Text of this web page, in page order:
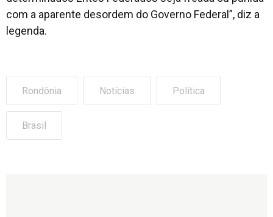
com a aparente desordem do Governo Federal”, diz a
legenda.
Rondônia Notícias Política
Brasil